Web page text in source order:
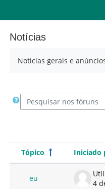
Notícias
Notícias gerais e
Pesquisar nos fóruns
Lista de
Estado
Tópico Iniciado
eu
4